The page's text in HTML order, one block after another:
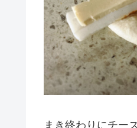
まき終わりにチー